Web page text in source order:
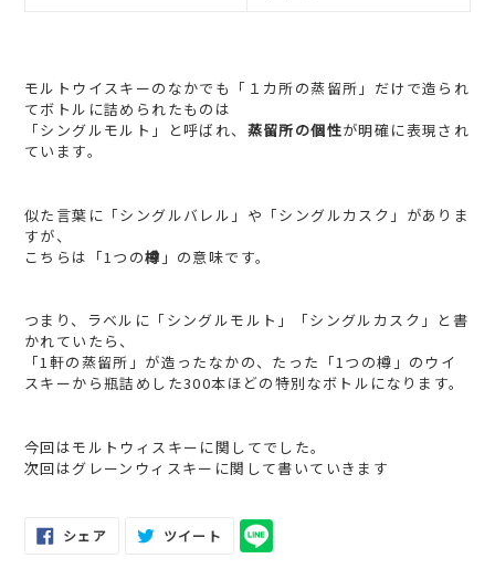
モルト ウイスキーのなかでも「１カ所の蒸留所」だけで造られ
てボトルに詰められたものは
「シングルモルト」と呼ばれ、 蒸留所の個性が明確に表現され
ています。
似た言葉に 「シングルバレル 」 や 「シングルカスク 」 がありま
すが、
こちらは「1つの樽 」の意味です。
つまり、ラベルに 「シングルモルト 」 「シングルカスク 」
と書
かれていたら、
「1軒の蒸留所」が造ったなかの、たった「1つの樽」の ウイ
スキーから瓶詰めした300本ほどの特別なボトルになります。
今回はモルトウィスキーに関してでした。
次回はグレーンウィスキーに関して書いていきます
シェアFACEBOOKツイート TWITTER